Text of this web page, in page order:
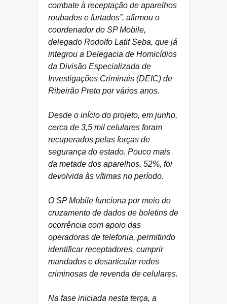
combate à receptação de aparelhos
roubados e furtados”, afirmou o
coordenador do SP Mobile,
delegado Rodolfo Latif Seba, que já
integrou a Delegacia de Homicídios
da Divisão Especializada de
Investigações Criminais (DEIC) de
Ribeirão Preto por vários anos.
Desde o início do projeto, em junho,
cerca de 3,5 mil celulares foram
recuperados pelas forças de
segurança do estado. Pouco mais
da metade dos aparelhos, 52%, foi
devolvida às vítimas no período.
O SP Mobile funciona por meio do
cruzamento de dados de boletins de
ocorrência com apoio das
operadoras de telefonia, permitindo
identificar receptadores, cumprir
mandados e desarticular redes
criminosas de revenda de celulares.
Na fase iniciada nesta terça, a